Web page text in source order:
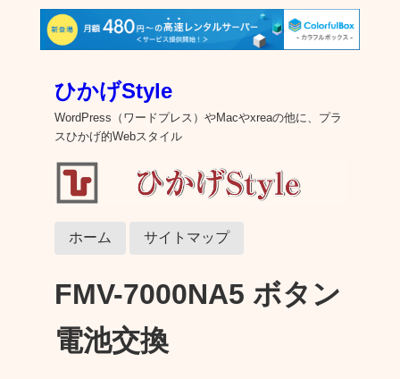
ひかげStyle
WordPress（ワードプレス）やMacやxreaの他に、プラ
スひかげ的Webスタイル
ホーム サイトマップ
FMV-7000NA5 ボタン
電池交換